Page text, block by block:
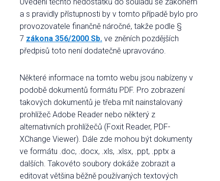
a s pravidly přístupnosti by v tomto případě bylo pro
provozovatele finančně náročné, takže podle §
7 zákona 356/2000 Sb. ve zněních pozdějších
předpisů toto není dodatečně upravováno.
Některé informace na tomto webu jsou nabízeny v
podobě dokumentů formátu PDF. Pro zobrazení
takových dokumentů je třeba mít nainstalovaný
prohlížeč Adobe Reader nebo některý z
alternativních prohlížečů (Foxit Reader, PDF-
XChange Viewer). Dále zde mohou být dokumenty
ve formátu .doc, .docx, .xls, .xlsx, .ppt, .pptx a
dalších. Takovéto soubory dokáže zobrazit a
editovat většina běžně používaných textových